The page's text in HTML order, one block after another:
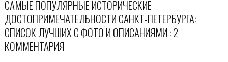
САМЫЕ ПОПУЛЯРНЫЕ ИСТОРИЧЕСКИЕ
ДОСТОПРИМЕЧАТЕЛЬНОСТИ САНКТ-ПЕТЕРБУРГА:
СПИСОК ЛУЧШИХ С ФОТО И ОПИСАНИЯМИ : 2
КОММЕНТАРИЯ